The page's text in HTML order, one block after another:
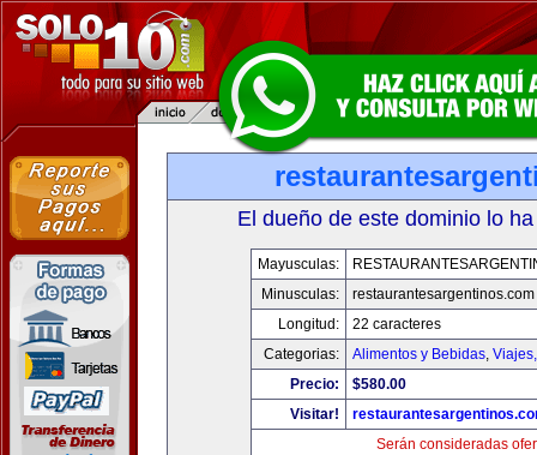
El dueño de este dominio lo
Mayusculas:
Minusculas:
restaurantesargentinos.com
Longitud:
22 caracteres
Categorias:
Alimentos y Bebidas,
Precio:
$580.00
Visitar!
Serán consideradas